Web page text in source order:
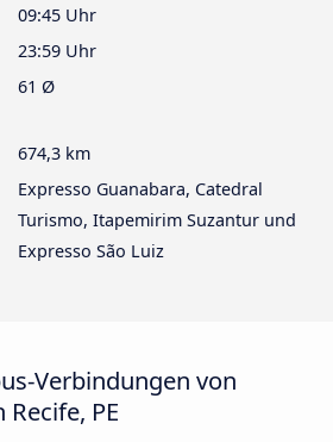
09:45 Uhr
23:59 Uhr
61 Ø
674,3 km
Expresso Guanabara, Catedral
Turismo, Itapemirim Suzantur und
Expresso São Luiz
Verbindungen von
Recife, PE